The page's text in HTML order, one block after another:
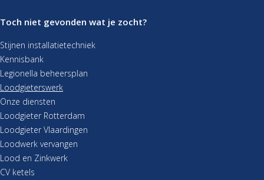
Toch niet gevonden wat je zocht?
Stijnen installatietechniek
Kennisbank
Legionella beheersplan
Loodgieterswerk
Onze diensten
Loodgieter Rotterdam
Loodgieter Vlaardingen
Loodwerk vervangen
Lood en Zinkwerk
CV ketels